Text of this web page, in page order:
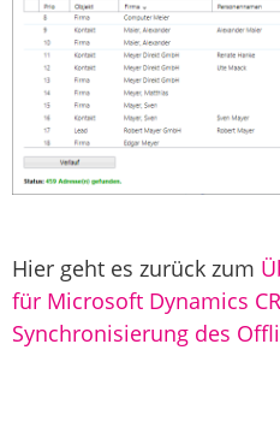
Hier geht es zurück zum
für Microsoft Dynamics
Synchronisierung des